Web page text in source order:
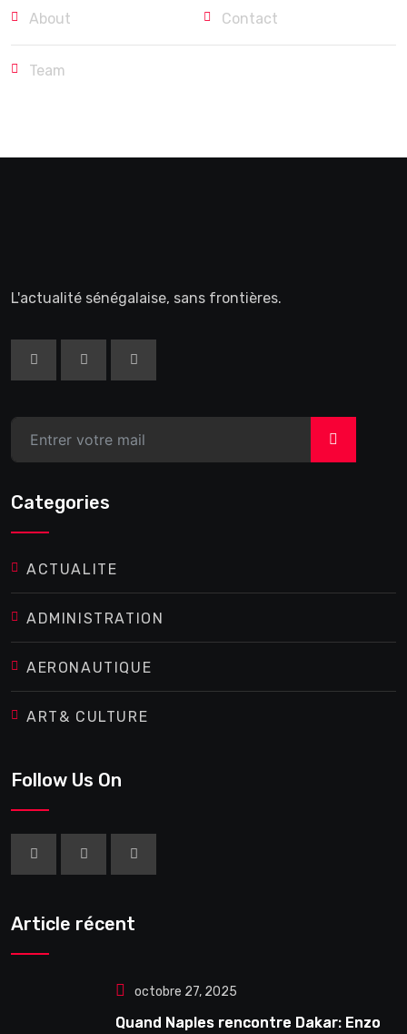
About Contact
Team
L'actualité sénégalaise, sans frontières.
>
Categories
ACTUALITE
ADMINISTRATION
AERONAUTIQUE
ART& CULTURE
Follow Us On
Article récent
octobre 27, 2025
Quand Naples rencontre Dakar: Enzo